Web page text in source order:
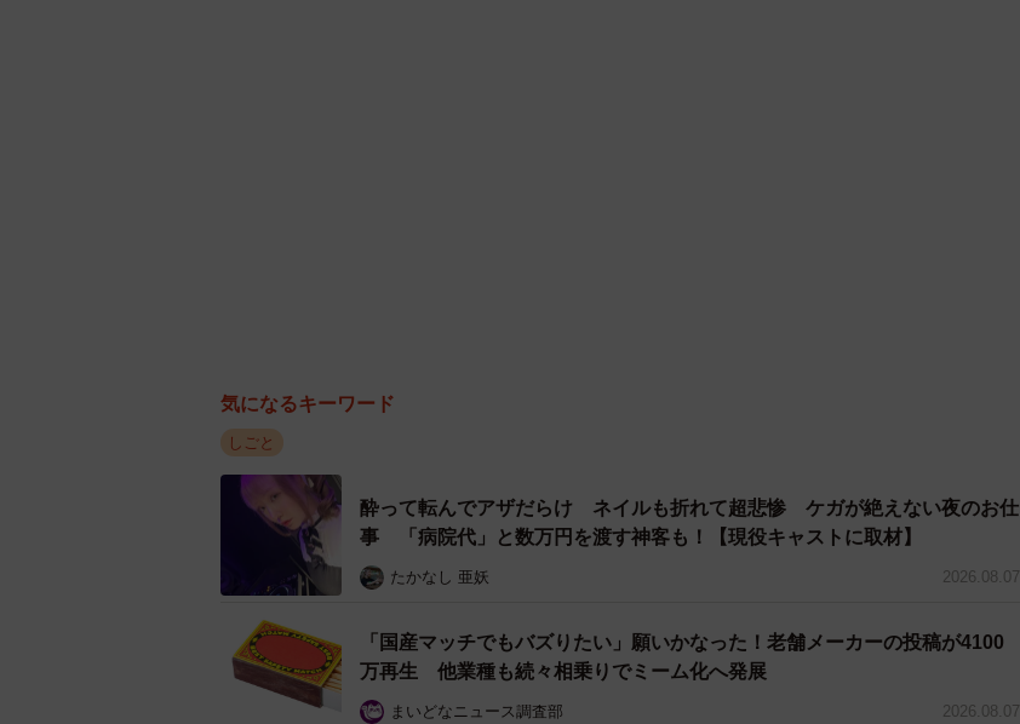
気になるキーワード
しごと
酔って転んでアザだらけ ネイルも折れて超悲惨 ケガが絶えない夜のお仕
事 「病院代」と数万円を渡す神客も！【現役キャストに取材】
たかなし 亜妖 2026.08.07
「国産マッチでもバズりたい」願いかなった！老舗メーカーの投稿が4100
万再生 他業種も続々相乗りでミーム化へ発展
まいどなニュース調査部 2026.08.07